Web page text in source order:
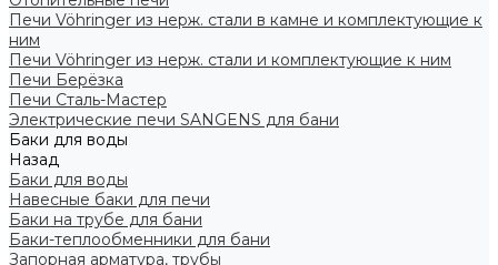
Печи Vöhringer из нерж. стали в камне и комплектующие к
ним
Печи Vöhringer из нерж. стали и комплектующие к ним
Печи Берёзка
Печи Сталь-Мастер
Электрические печи SANGENS для бани
Баки для воды
Назад
Баки для воды
Навесные баки для печи
Баки на трубе для бани
Баки-теплообменники для бани
Запорная арматура, трубы